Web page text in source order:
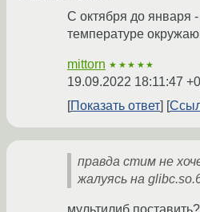
С октября до января -
температуре
mittorn ★★★★★
19.09.2022 18:11:47
Показать ответ
правда стим не
жалуясь на
мультилиб поставить?